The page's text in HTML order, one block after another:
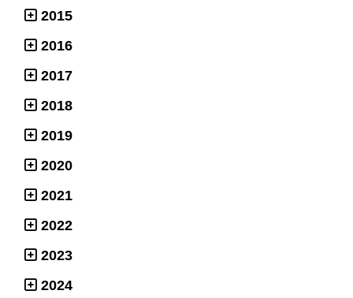
2015
2016
2017
2018
2019
2020
2021
2022
2023
2024